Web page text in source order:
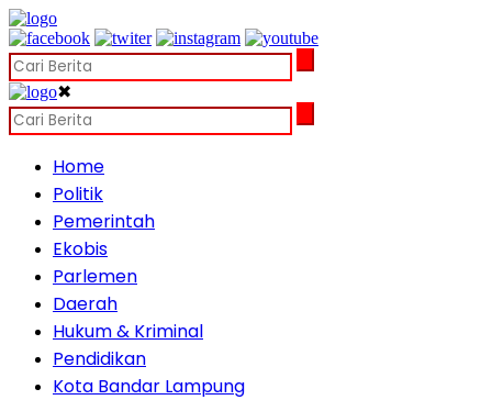
✖
Home
Politik
Pemerintah
Ekobis
Parlemen
Daerah
Hukum & Kriminal
Pendidikan
Kota Bandar Lampung